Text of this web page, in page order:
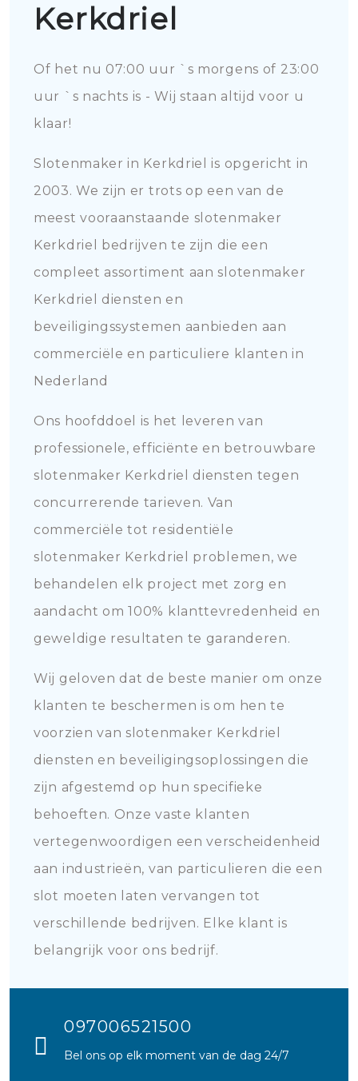
Kerkdriel
Of het nu 07:00 uur `s morgens of 23:00
uur `s nachts is - Wij staan altijd voor u
klaar!
Slotenmaker in Kerkdriel is opgericht in
2003. We zijn er trots op een van de
meest vooraanstaande slotenmaker
Kerkdriel bedrijven te zijn die een
compleet assortiment aan slotenmaker
Kerkdriel diensten en
beveiligingssystemen aanbieden aan
commerciële en particuliere klanten in
Nederland
Ons hoofddoel is het leveren van
professionele, efficiënte en betrouwbare
slotenmaker Kerkdriel diensten tegen
concurrerende tarieven. Van
commerciële tot residentiële
slotenmaker Kerkdriel problemen, we
behandelen elk project met zorg en
aandacht om 100% klanttevredenheid en
geweldige resultaten te garanderen.
Wij geloven dat de beste manier om onze
klanten te beschermen is om hen te
voorzien van slotenmaker Kerkdriel
diensten en beveiligingsoplossingen die
zijn afgestemd op hun specifieke
behoeften. Onze vaste klanten
vertegenwoordigen een verscheidenheid
aan industrieën, van particulieren die een
slot moeten laten vervangen tot
verschillende bedrijven. Elke klant is
belangrijk voor ons bedrijf.
097006521500
Bel ons op elk moment van de dag 24/7